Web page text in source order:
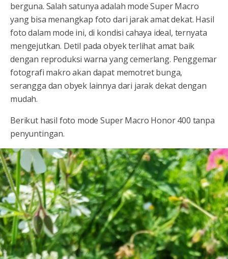
berguna. Salah satunya adalah mode Super Macro
yang bisa menangkap foto dari jarak amat dekat. Hasil
foto dalam mode ini, di kondisi cahaya ideal, ternyata
mengejutkan. Detil pada obyek terlihat amat baik
dengan reproduksi warna yang cemerlang. Penggemar
fotografi makro akan dapat memotret bunga,
serangga dan obyek lainnya dari jarak dekat dengan
mudah.
Berikut hasil foto mode Super Macro Honor 400 tanpa
penyuntingan.